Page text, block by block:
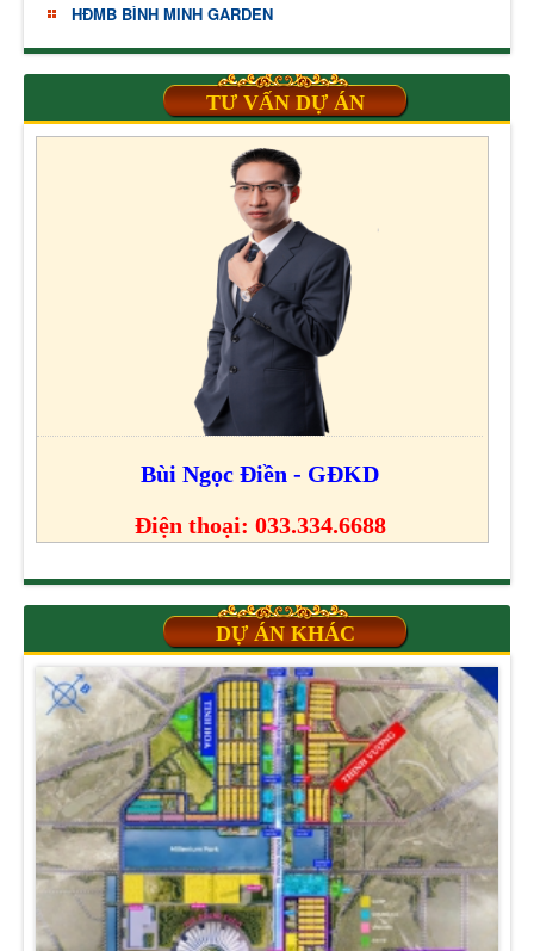
HĐMB BÌNH MINH GARDEN
TƯ VẤN DỰ ÁN
Bùi Ngọc Điền - GĐKD
Điện thoại: 033.334.6688
DỰ ÁN KHÁC